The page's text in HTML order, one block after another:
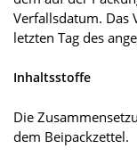
Verfallsdatum. Das
letzten Tag des
Inhaltsstoffe
Die
dem Beipackzettel.